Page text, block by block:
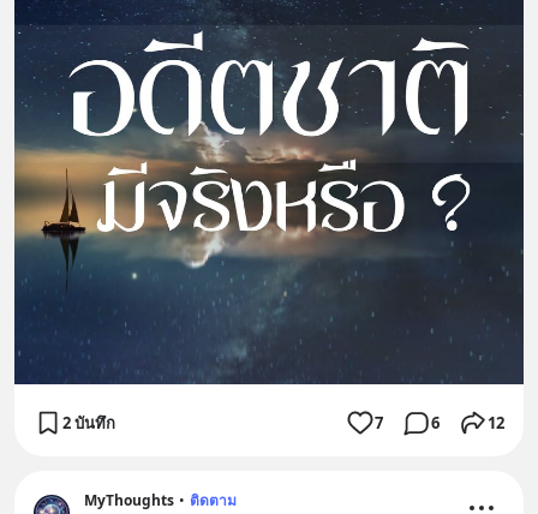
2 บันทึก 7 6 12
MyThoughts • ติดตาม